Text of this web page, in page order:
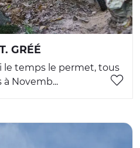
GRÉÉ
le temps le permet, tous
à Novemb...